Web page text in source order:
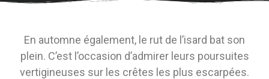
En automne également, le rut de l’isard bat son
plein. C’est l’occasion d’admirer leurs poursuites
vertigineuses sur les crêtes les plus escarpées.